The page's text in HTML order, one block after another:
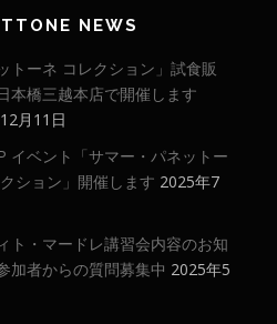
NEWS
トーネ コレクション」試食販
本橋三越本店で開催します
月11日
イベント「サマー・パネットー
ション」開催します 2025年7
ト・マードレ講習会内容のお知
加者からの質問募集中 2025年5